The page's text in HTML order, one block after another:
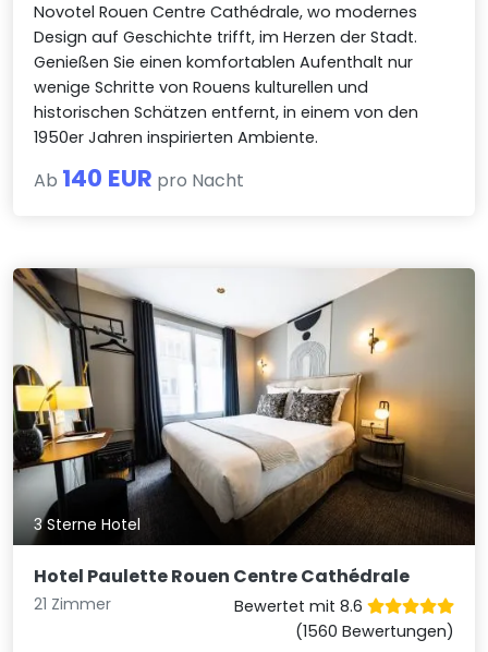
Novotel Rouen Centre Cathédrale, wo modernes
Design auf Geschichte trifft, im Herzen der Stadt.
Genießen Sie einen komfortablen Aufenthalt nur
wenige Schritte von Rouens kulturellen und
historischen Schätzen entfernt, in einem von den
1950er Jahren inspirierten Ambiente.
Ab 140 EUR pro Nacht
3 Sterne Hotel
Hotel Paulette Rouen Centre Cathédrale
21 Zimmer
Bewertet mit 8.6
(1560 Bewertungen)